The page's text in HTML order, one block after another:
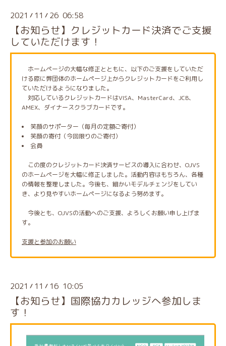
2021 / 11 / 26 06:58
【お知らせ】クレジットカード決済でご支援
していただけます！
ホームページの大幅な修正とともに、以下のご支援をしていただ
ける際に弊団体のホームページ上からクレジットカードをご利用し
ていただけるようになりました。
対応しているクレジットカードはVISA、MasterCard、JCB、
AMEX、ダイナースクラブカードです。
笑顔のサポーター（毎月の定額ご寄付）
笑顔の寄付（今回限りのご寄付）
会員
この度のクレジットカード決済サービスの導入に合わせ、OJVS
のホームページを大幅に修正しました。活動内容はもちろん、各種
の情報を整理しました。今後も、細かいモデルチェンジをしてい
き、より見やすいホームページになるよう努めます。
今後とも、OJVSの活動へのご支援、よろしくお願い申し上げま
す。
支援と参加のお願い
2021 / 11 / 16 10:05
【お知らせ】国際協力カレッジへ参加しま
す！